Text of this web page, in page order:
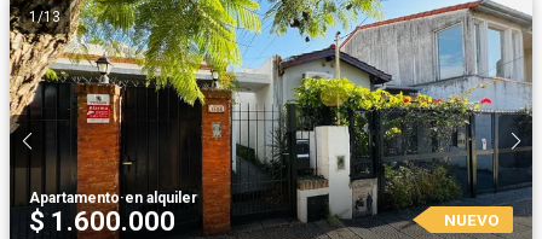
1/13
Apartamento·en alquiler
$ 1.600.000 NUEVO